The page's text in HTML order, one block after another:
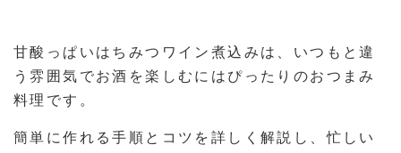
甘酸っぱいはちみつワイン煮込みは、いつもと違
う雰囲気でお酒を楽しむにはぴったりのおつまみ
料理です。
簡単に作れる手順とコツを詳しく解説し、忙しい